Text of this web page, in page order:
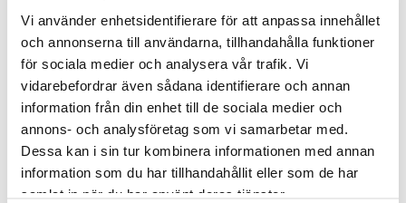
Vi använder enhetsidentifierare för att anpassa innehållet
och annonserna till användarna, tillhandahålla funktioner
för sociala medier och analysera vår trafik. Vi
vidarebefordrar även sådana identifierare och annan
information från din enhet till de sociala medier och
annons- och analysföretag som vi samarbetar med.
Dessa kan i sin tur kombinera informationen med annan
information som du har tillhandahållit eller som de har
samlat in när du har använt deras tjänster.
Kvalitet och exklusivitet
Varför är våra hus tystare och behagligare än
andras?
Läs mer